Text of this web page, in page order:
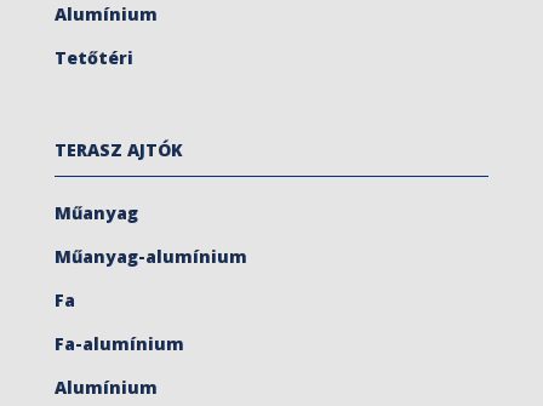
Alumínium
Tetőtéri
TERASZ AJTÓK
Műanyag
Műanyag-alumínium
Fa
Fa-alumínium
Alumínium